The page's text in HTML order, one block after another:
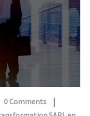
0 Comments |